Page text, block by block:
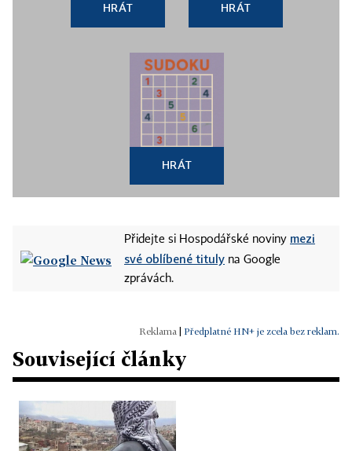
HRÁT HRÁT
HRÁT
Přidejte si Hospodářské noviny mezi
své oblíbené tituly na Google
zprávách.
Předplatné HN+ je zcela bez reklam.
Související články